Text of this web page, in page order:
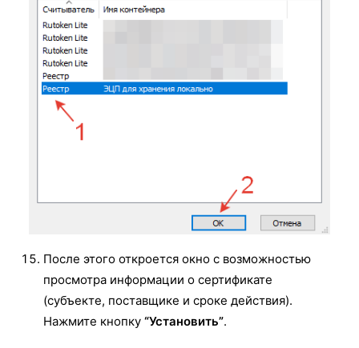
После этого откроется окно с возможностью
просмотра информации о сертификате
(субъекте, поставщике и сроке действия).
Нажмите кнопку “Установить”.